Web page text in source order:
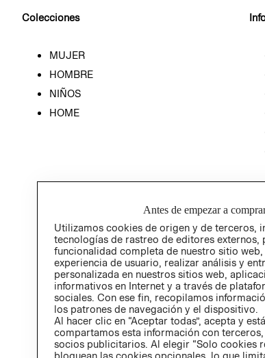
Colecciones
MUJER
HOMBRE
NIÑOS
HOME
Antes de empezar a
Utilizamos cookies de origen y de terceros,
tecnologías de rastreo de editores externos,
funcionalidad completa de nuestro sitio
experiencia de usuario, realizar análisis y
personalizada en nuestros sitios web,
informativos en Internet y a través de
sociales. Con ese fin, recopilamos
los patrones de navegación y el dispositivo.
Al hacer clic en “Aceptar todas”, acepta y
compartamos esta información con
socios publicitarios. Al elegir “Solo cookies
bloquean las cookies opcionales, lo que